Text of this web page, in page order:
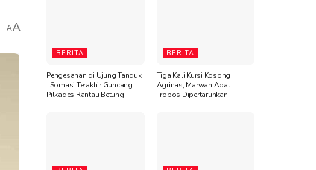
AA
BERITA
Pengesahan di Ujung Tanduk
: Somasi Terakhir Guncang
Pilkades Rantau Betung
BERITA
Tiga Kali Kursi Kosong
Agrinas, Marwah Adat
Trobos Dipertaruhkan